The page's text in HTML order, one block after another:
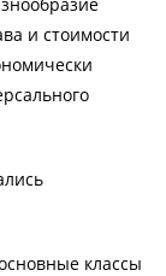
и стоимости
классы